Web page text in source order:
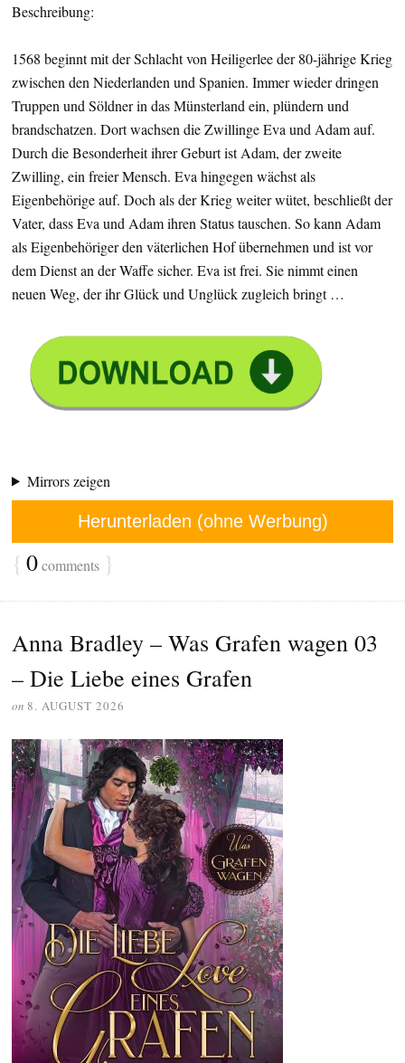
Beschreibung:
1568 beginnt mit der Schlacht von Heiligerlee der 80-jährige Krieg
zwischen den Niederlanden und Spanien. Immer wieder dringen
Truppen und Söldner in das Münsterland ein, plündern und
brandschatzen. Dort wachsen die Zwillinge Eva und Adam auf.
Durch die Besonderheit ihrer Geburt ist Adam, der zweite
Zwilling, ein freier Mensch. Eva hingegen wächst als
Eigenbehörige auf. Doch als der Krieg weiter wütet, beschließt der
Vater, dass Eva und Adam ihren Status tauschen. So kann Adam
als Eigenbehöriger den väterlichen Hof übernehmen und ist vor
dem Dienst an der Waffe sicher. Eva ist frei. Sie nimmt einen
neuen Weg, der ihr Glück und Unglück zugleich bringt …
Mirrors zeigen
Herunterladen (ohne Werbung)
{ 0comments }
Anna Bradley – Was Grafen wagen 03
– Die Liebe eines Grafen
on 8. AUGUST 2026